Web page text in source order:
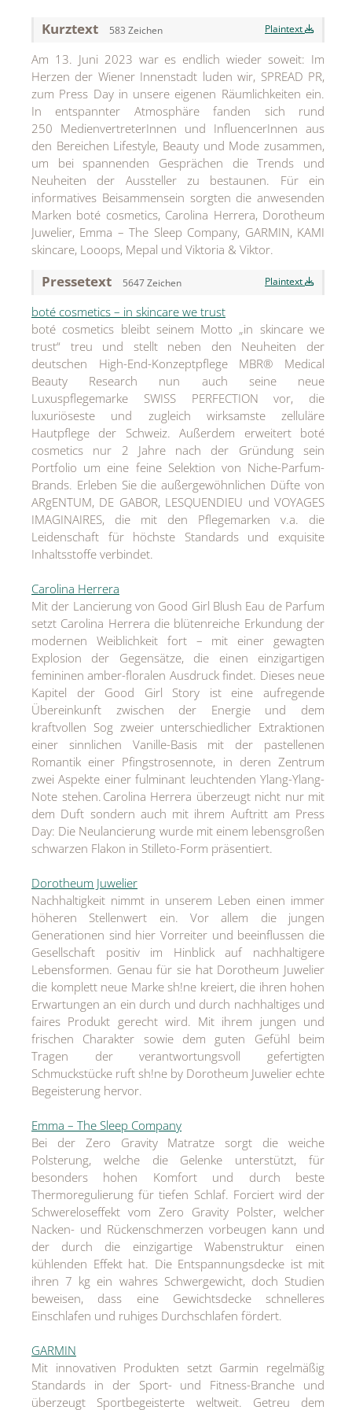
Jean Paul Gaultier
Lindt & Sprüngli
Nägele & Strubell
PUIG
Rabanne
sh!ne by Dorotheum Juwelier
Sicheldorfer Heilwasser
TK Maxx
True Co.
VOSSEN
WELEDA
MEDIA
ÜBER
KONTAKT
Kurztext 583 Zeichen Plaintext
Am 13. Juni 2023 war es endlich wieder soweit: Im
Herzen der Wiener Innenstadt luden wir, SPREAD PR,
zum Press Day in unsere eigenen Räumlichkeiten ein.
In entspannter Atmosphäre fanden sich rund
250 MedienvertreterInnen und InfluencerInnen aus
den Bereichen Lifestyle, Beauty und Mode zusammen,
um bei spannenden Gesprächen die Trends und
Neuheiten der Aussteller zu bestaunen. Für ein
informatives Beisammensein sorgten die anwesenden
Marken boté cosmetics, Carolina Herrera, Dorotheum
Juwelier, Emma – The Sleep Company, GARMIN, KAMI
skincare, Looops, Mepal und Viktoria & Viktor.
Pressetext 5647 Zeichen Plaintext
boté cosmetics – in skincare we trust
boté cosmetics bleibt seinem Motto „in skincare we
trust“ treu und stellt neben den Neuheiten der
deutschen High-End-Konzeptpflege MBR® Medical
Beauty Research nun auch seine neue
Luxuspflegemarke SWISS PERFECTION vor, die
luxuriöseste und zugleich wirksamste zelluläre
Hautpflege der Schweiz. Außerdem erweitert boté
cosmetics nur 2 Jahre nach der Gründung sein
Portfolio um eine feine Selektion von Niche-Parfum-
Brands. Erleben Sie die außergewöhnlichen Düfte von
ARgENTUM, DE GABOR, LESQUENDIEU und VOYAGES
IMAGINAIRES, die mit den Pflegemarken v.a. die
Leidenschaft für höchste Standards und exquisite
Inhaltsstoffe verbindet.
Carolina Herrera
Mit der Lancierung von Good Girl Blush Eau de Parfum
setzt Carolina Herrera die blütenreiche Erkundung der
modernen Weiblichkeit fort – mit einer gewagten
Explosion der Gegensätze, die einen einzigartigen
femininen amber-floralen Ausdruck findet. Dieses neue
Kapitel der Good Girl Story ist eine aufregende
Übereinkunft zwischen der Energie und dem
kraftvollen Sog zweier unterschiedlicher Extraktionen
einer sinnlichen Vanille-Basis mit der pastellenen
Romantik einer Pfingstrosennote, in deren Zentrum
zwei Aspekte einer fulminant leuchtenden Ylang-Ylang-
Note stehen. Carolina Herrera überzeugt nicht nur mit
dem Duft sondern auch mit ihrem Auftritt am Press
Day: Die Neulancierung wurde mit einem lebensgroßen
schwarzen Flakon in Stilleto-Form präsentiert.
Dorotheum Juwelier
Nachhaltigkeit nimmt in unserem Leben einen immer
höheren Stellenwert ein. Vor allem die jungen
Generationen sind hier Vorreiter und beeinflussen die
Gesellschaft positiv im Hinblick auf nachhaltigere
Lebensformen. Genau für sie hat Dorotheum Juwelier
die komplett neue Marke sh!ne kreiert, die ihren hohen
Erwartungen an ein durch und durch nachhaltiges und
faires Produkt gerecht wird. Mit ihrem jungen und
frischen Charakter sowie dem guten Gefühl beim
Tragen der verantwortungsvoll gefertigten
Schmuckstücke ruft sh!ne by Dorotheum Juwelier echte
Begeisterung hervor.
Emma – The Sleep Company
Bei der Zero Gravity Matratze sorgt die weiche
Polsterung, welche die Gelenke unterstützt, für
besonders hohen Komfort und durch beste
Thermoregulierung für tiefen Schlaf. Forciert wird der
Schwereloseffekt vom Zero Gravity Polster, welcher
Nacken- und Rückenschmerzen vorbeugen kann und
der durch die einzigartige Wabenstruktur einen
kühlenden Effekt hat. Die Entspannungsdecke ist mit
ihren 7 kg ein wahres Schwergewicht, doch Studien
beweisen, dass eine Gewichtsdecke schnelleres
Einschlafen und ruhiges Durchschlafen fördert.
GARMIN
Mit innovativen Produkten setzt Garmin regelmäßig
Standards in der Sport- und Fitness-Branche und
überzeugt Sportbegeisterte weltweit. Getreu dem